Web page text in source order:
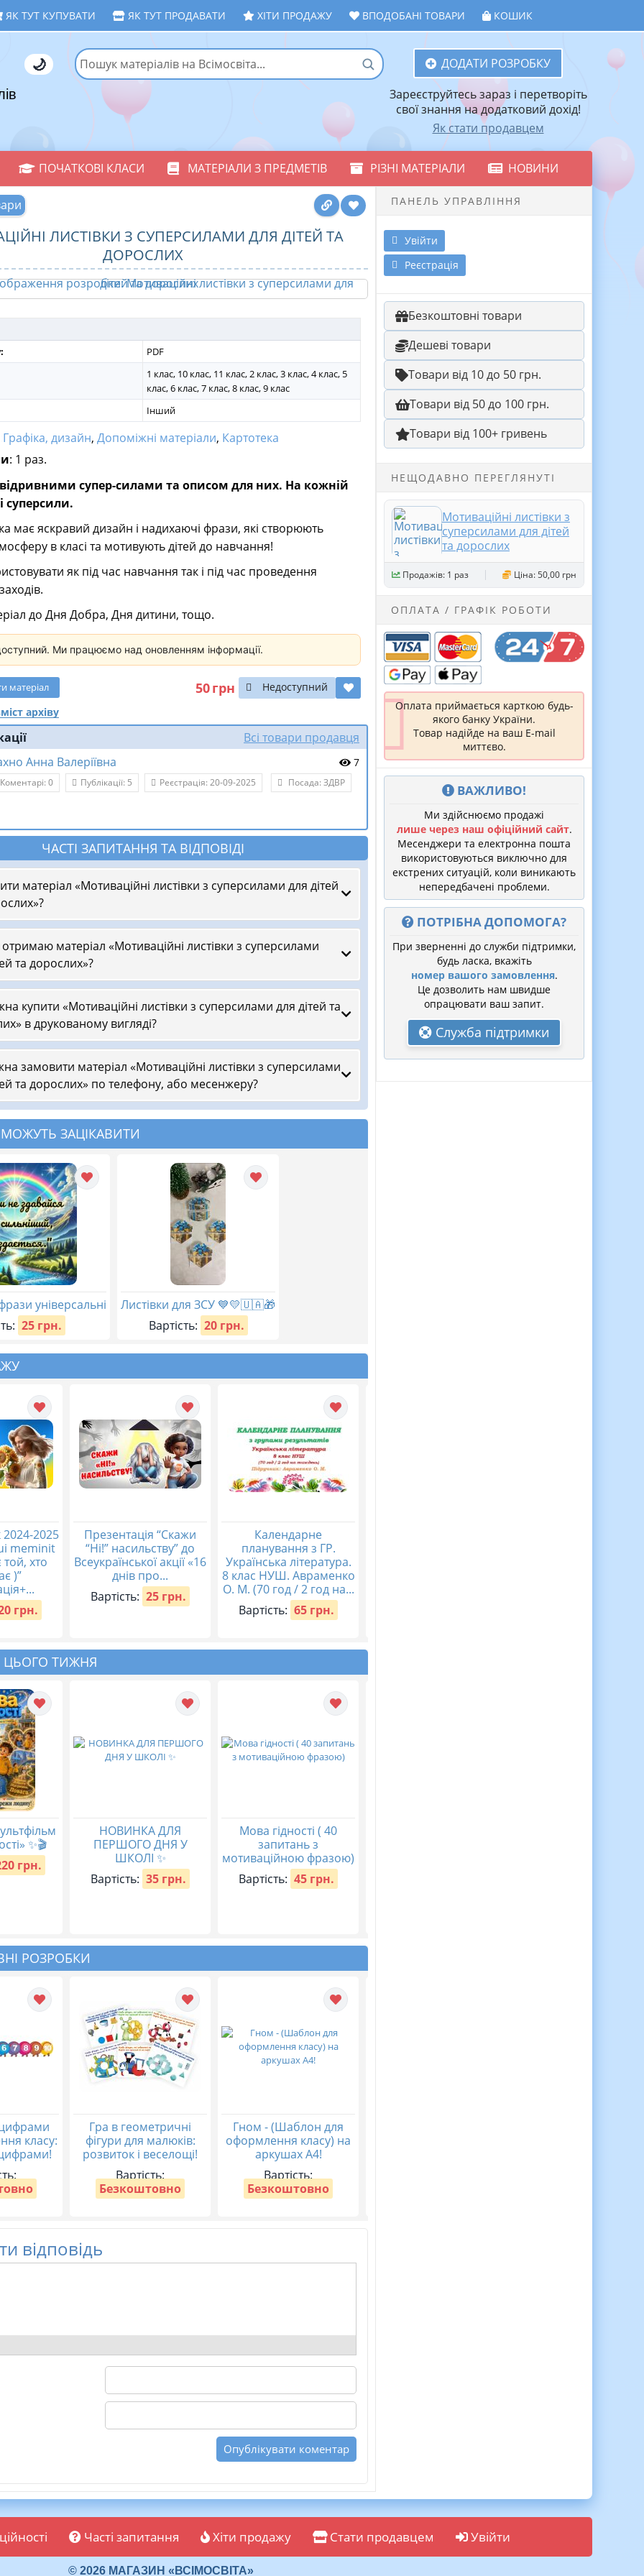
ЯК ТУТ КУПУВАТИ ЯК ТУТ ПРОДАВАТИ ХІТИ ПРОДАЖУ ВПОДОБАНІ ТОВАРИ КОШИК
🌙
ДОДАТИ РОЗРОБКУ
Зареєструйтесь зараз і перетворіть
свої знання на додатковий дохід!
Як стати продавцем
ПОЧАТКОВІ КЛАСИ МАТЕРІАЛИ З ПРЕДМЕТІВ РІЗНІ МАТЕРІАЛИ НОВИНИ
ЛИСТІВКИ З СУПЕРСИЛАМИ ДЛЯ ДІТЕЙ ТА
ДОРОСЛИХ
PDF
1 клас, 10 клас, 11 клас, 2 клас, 3 клас, 4 клас, 5
клас, 6 клас, 7 клас, 8 клас, 9 клас
Інший
Графіка, дизайн, Допоміжні матеріали, Картотека
: 1 раз.
відривними супер-силами та описом для них. На кожній
суперсили.
має яскравий дизайн і надихаючі фрази, які створюють
в класі та мотивують дітей до навчання!
як під час навчання так і під час проведення
до Дня Добра, Дня дитини, тощо.
Ми працюємо над оновленням інформації.
50грн Недоступний
матеріал
архіву
Всі товари продавця
Анна Валеріївна
7
Коментарі: 0 Публікації: 5 Реєстрація: 20-09-2025 Посада: ЗДВР
ЧАСТІ ЗАПИТАННЯ ТА ВІДПОВІДІ
матеріал «Мотиваційні листівки з суперсилами для дітей
матеріал «Мотиваційні листівки з суперсилами
та дорослих»?
купити «Мотиваційні листівки з суперсилами для дітей та
в друкованому вигляді?
замовити матеріал «Мотиваційні листівки з суперсилами
та дорослих» по телефону, або месенжеру?
ЗАЦІКАВИТИ
універсальні
25 грн.
Листівки для ЗСУ 💙💛🇺🇦🎁
Вартість: 20 грн.
2025
meminit
хто
)”
грн.
Презентація “Скажи
“Ні!” насильству” до
Всеукраїнської акції «16
днів про...
Вартість: 25 грн.
Календарне
планування з ГР.
Українська література.
8 клас НУШ. Авраменко
О. М. (70 год / 2 год на...
Вартість: 65 грн.
ЦЬОГО ТИЖНЯ
✨🎬
грн.
НОВИНКА ДЛЯ
ПЕРШОГО ДНЯ У
ШКОЛІ ✨
Вартість: 35 грн.
Мова гідності ( 40
запитань з
мотиваційною фразою)
Вартість: 45 грн.
РОЗРОБКИ
класу:
Гра в геометричні
фігури для малюків:
розвиток і веселощі!
Вартість:
Безкоштовно
Гном - (Шаблон для
оформлення класу) на
аркушах А4!
Вартість:
Безкоштовно
відповідь
ПАНЕЛЬ УПРАВЛІННЯ
Увійти
Реєстрація
Безкоштовні товари
Дешеві товари
Товари від 10 до 50 грн.
Товари від 50 до 100 грн.
Товари від 100+ гривень
НЕЩОДАВНО ПЕРЕГЛЯНУТІ
Мотиваційні листівки з
суперсилами для дітей
та дорослих
Продажів: 1 раз Ціна: 50,00 грн
ОПЛАТА / ГРАФІК РОБОТИ
Оплата приймається карткою будь-
якого банку України.
Товар надійде на ваш E-mail
миттєво.
ВАЖЛИВО!
Ми здійснюємо продажі
лише через наш офіційний сайт.
Месенджери та електронна пошта
використовуються виключно для
екстрених ситуацій, коли виникають
непередбачені проблеми.
ПОТРІБНА ДОПОМОГА?
При зверненні до служби підтримки,
будь ласка, вкажіть
номер вашого замовлення.
Це дозволить нам швидше
опрацювати ваш запит.
Служба підтримки
Часті запитання Хіти продажу Стати продавцем Увійти
© 2026 МАГАЗИН «ВСІМОСВІТА»